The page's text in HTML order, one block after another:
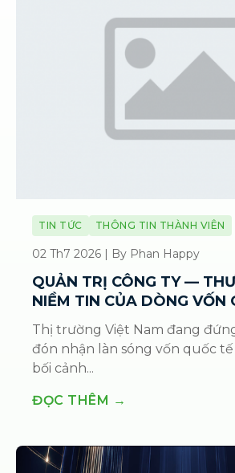
TIN TỨC THÔNG TIN THÀNH VIÊN
02 Th7 2026 | By Phan Happy
QUẢN TRỊ CÔNG TY —
NIỀM TIN CỦA DÒNG VỐN
Thị trường Việt Nam đang
đón nhận làn sóng vốn quốc tế
bối cảnh...
ĐỌC THÊM →